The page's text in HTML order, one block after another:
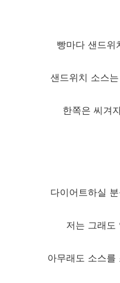
빵마다 샌드위
샌드위치 소스
한쪽은 씨겨
다이어트하실
저는 그래도
아무래도 소스를